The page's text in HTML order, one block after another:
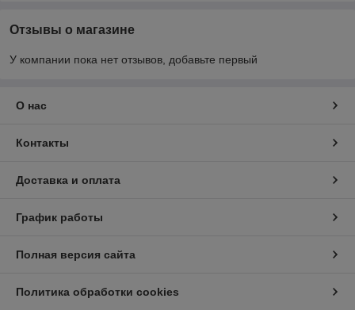
Отзывы о магазине
У компании пока нет отзывов, добавьте первый
О нас
Контакты
Доставка и оплата
График работы
Полная версия сайта
Политика обработки cookies